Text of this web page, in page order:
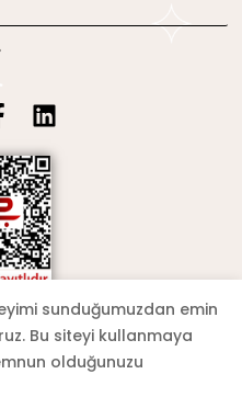
sunduğumuzdan emin
Bu siteyi kullanmaya
olduğunuzu